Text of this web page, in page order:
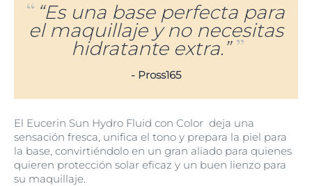
“Es una base perfecta para
el maquillaje y no necesitas
hidratante extra.”
- Pross165
El Eucerin Sun Hydro Fluid con Color deja una
sensación fresca, unifica el tono y prepara la piel para
la base, convirtiéndolo en un gran aliado para quienes
quieren protección solar eficaz y un buen lienzo para
su maquillaje.